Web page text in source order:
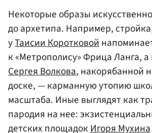
Некоторые образы
до архетипа. Например,
уТаисии Коротковой
к «Метрополису» Фрица Ланга,
Сергея Волкова, накорябанной
доске, — карманную утопию
масштаба. Иные выглядят как
пародия на нее:
детских площадокИгоря Мухина